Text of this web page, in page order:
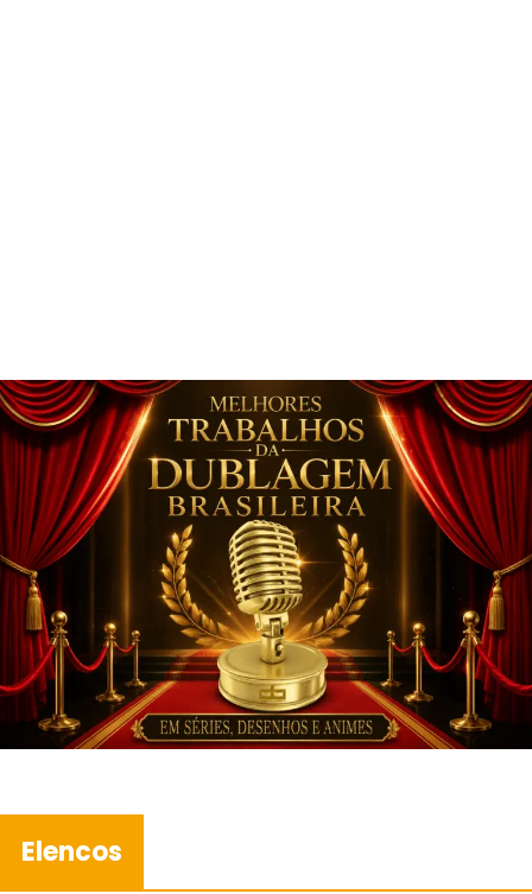
Elencos